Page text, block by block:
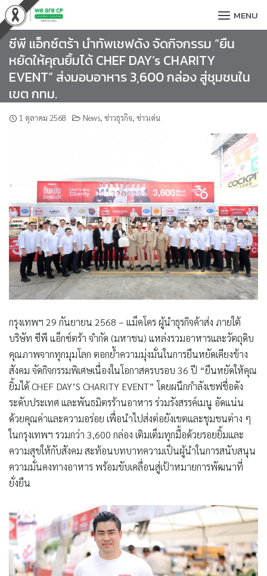
Skip
to
content
MENU
ซีพี แอ็กซ์ตร้า นำทัพเชฟดัง จัดกิจกรรม “ยืน
หยัดให้คุณยิ้มได้ CHEF DAY’s CHARITY
EVENT” ส่งมอบอาหาร 3,600 กล่อง สู่ชุมชนใน
เขต กทม.
1 ตุลาคม 2568 News, ข่าวธุรกิจ, ข่าวเด่น
กรุงเทพฯ 29 กันยายน 2568 – แม็คโคร ผู้นำธุรกิจค้าส่ง ภายใต้
บริษัท ซีพี แอ็กซ์ตร้า จำกัด (มหาชน) แหล่งรวมอาหารและวัตถุดิบ
คุณภาพจากทุกมุมโลก ตอกย้ำความมุ่งมั่นในการยืนหยัดเคียงข้าง
สังคม จัดกิจกรรมพิเศษเนื่องในโอกาสครบรอบ 36 ปี “ยืนหยัดให้คุณ
ยิ้มได้CHEF DAY’S CHARITY EVENT” โดยผนึกกำลังเชฟชื่อดัง
ระดับประเทศ และพันธมิตรร้านอาหาร ร่วมรังสรรค์เมนู อัดแน่น
ด้วยคุณค่าและความอร่อย เพื่อนำไปส่งต่อยังเขตและชุมชนต่าง ๆ
ในกรุงเทพฯ รวมกว่า 3,600 กล่อง เติมเต็มทุกมื้อด้วยรอยยิ้มและ
ความสุขให้กับสังคม สะท้อนบทบาทความเป็นผู้นำในการสนับสนุน
ความมั่นคงทางอาหาร พร้อมขับเคลื่อนสู่เป้าหมายการพัฒนาที่
ยั่งยืน